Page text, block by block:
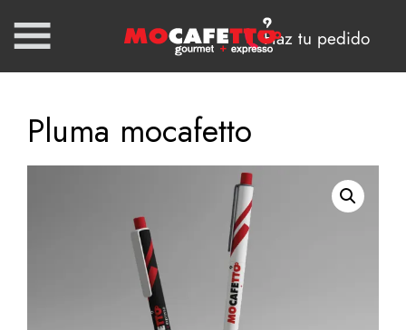
Haz tu pedido
Pluma mocafetto